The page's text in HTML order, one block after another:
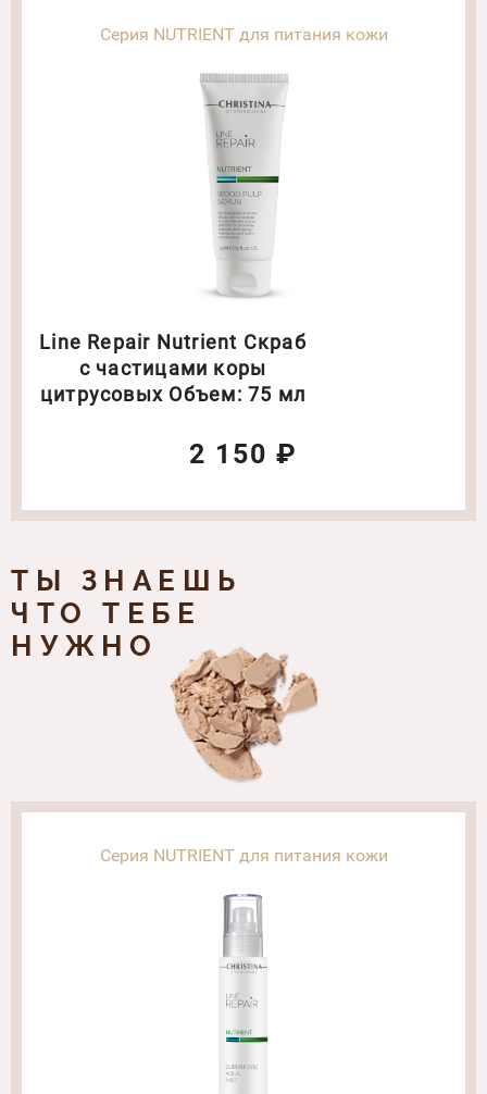
Серия NUTRIENT для питания кожи
Line Repair Nutrient Скраб
с частицами коры
цитрусовых Объем: 75 мл
2 150 ₽
ТЫ ЗНАЕШЬ
ЧТО ТЕБЕ
НУЖНО
Серия NUTRIENT для питания кожи